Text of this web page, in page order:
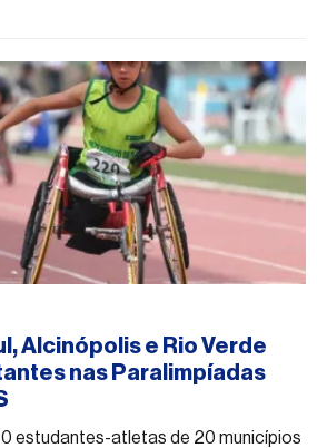
Alcinópolis e Rio Verde
nas Paralimpíadas
estudantes-atletas de 20 municípios